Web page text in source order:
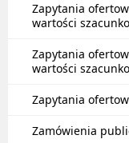
Zapytania
wartości
Zapytania
wartości
Zapytania
Zamówienia